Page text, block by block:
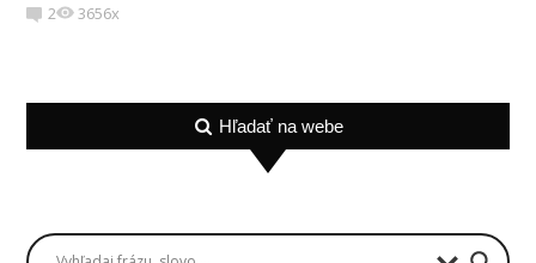
2 3656x
Hľadať na webe